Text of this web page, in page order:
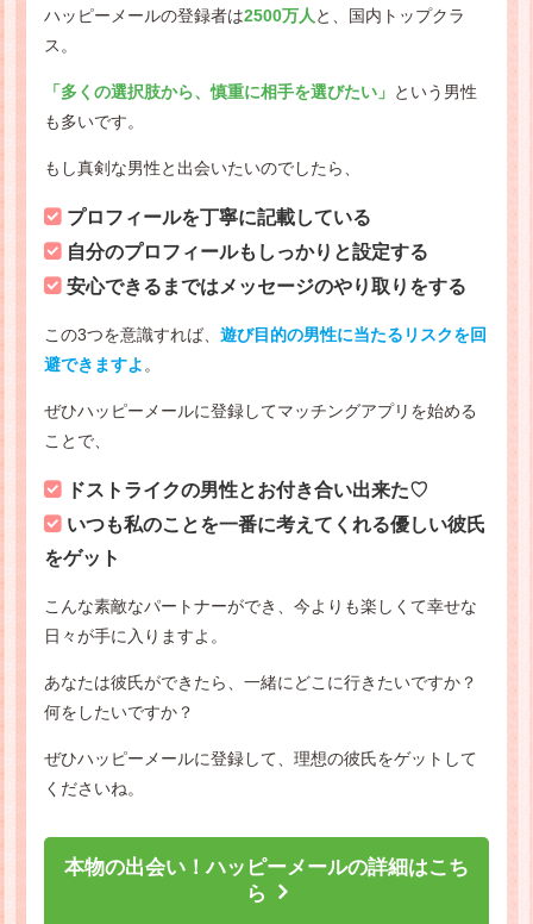
ハッピーメールの登録者は2500万人 と、国内トップクラ
ス。
「多くの選択肢から、慎重に相手を選びたい」 という男性
も多いです。
もし真剣な男性と出会いたいのでしたら、
プロフィールを丁寧に記載している
自分のプロフィールもしっかりと設定する
安心できるまではメッセージのやり取りをする
この3つを意識すれば、 遊び目的の男性に当たるリスクを回
避できますよ 。
ぜひハッピーメールに登録してマッチングアプリを始める
ことで、
ドストライクの男性とお付き合い出来た♡
いつも私のことを一番に考えてくれる優しい彼氏
をゲット
こんな素敵なパートナーができ、今よりも楽しくて幸せな
日々が手に入りますよ。
あなたは彼氏ができたら、一緒にどこに行きたいですか？
何をしたいですか？
ぜひハッピーメールに登録して、理想の彼氏をゲットして
くださいね。
本物の出会い！ハッピーメールの詳細はこち
ら